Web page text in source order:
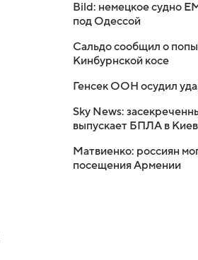
Bild: немецкое судно
под Одессой
Сальдо сообщил о
Кинбурнской косе
Генсек ООН осудил
Sky News:
выпускает БПЛА в
Матвиенко: россиян
посещения Армении